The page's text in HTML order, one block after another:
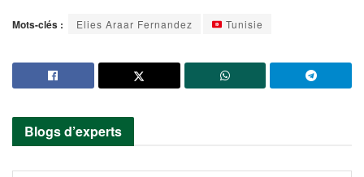
Mots-clés : Elies Araar Fernandez Tunisie
Blogs d’experts